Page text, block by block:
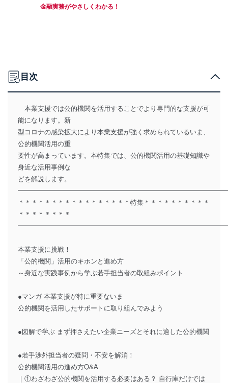
金融実務がやさしくわかる！
目次
本業支援では公的機関を活用することでより専門的な支援が可
能になります。新
型コロナの感染拡大により本業支援が強く求められているいま、
公的機関活用の重
要性が高まっています。本特集では、公的機関活用の基礎知識や
身近な活用事例な
どを解説します。
＊＊＊＊＊＊＊＊＊＊＊＊＊＊＊＊＊特集＊＊＊＊＊＊＊＊＊＊
＊＊＊＊＊＊＊＊
本業支援に挑戦！
「公的機関」活用のキホンと進め方
～身近な実践事例から学ぶ若手担当者の取組みポイント
●マンガ 本業支援が特に重要ないま
公的機関を活用したサポートに取り組んでみよう
●図解で学ぶ まず押さえたい企業ニーズとそれに適した公的機関
●若手渉外担当者の疑問・不安を解消！
公的機関活用の進め方Q&A
｜①わざわざ公的機関を活用する必要はある？ 自行庫だけでは